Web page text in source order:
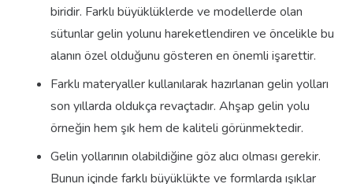
biridir. Farklı büyüklüklerde ve modellerde olan
sütunlar gelin yolunu hareketlendiren ve öncelikle bu
alanın özel olduğunu gösteren en önemli işarettir.
Farklı materyaller kullanılarak hazırlanan gelin yolları
son yıllarda oldukça revaçtadır. Ahşap gelin yolu
örneğin hem şık hem de kaliteli görünmektedir.
Gelin yollarının olabildiğine göz alıcı olması gerekir.
Bunun içinde farklı büyüklükte ve formlarda ışıklar